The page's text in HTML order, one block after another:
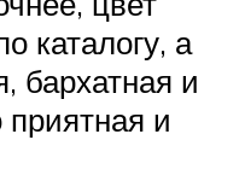
каталогу, а
бархатная и
и